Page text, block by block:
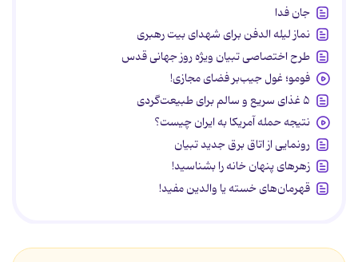
جان فدا
نماز لیله الدفن برای شهدای بیت رهبری
طرح اختصاصی تبیان ویژه روز جهانی قدس
فومو؛ غول جیب‌بر فضای مجازی!
۵ غذای سریع و سالم برای طبیعت‌گردی
نتیجه حمله آمریکا به ایران چیست؟
رونمایی از اتاق برق جدید تبیان
زهرهای پنهان خانه را بشناسید!
قهرمان‌های خسته یا والدین مفید!